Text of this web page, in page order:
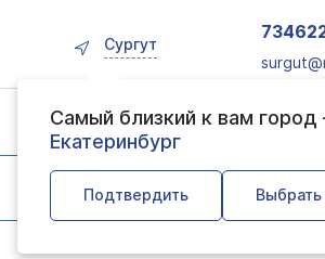
Сургут
Самый близкий к вам
Екатеринбург
Подтвердить Выбрать